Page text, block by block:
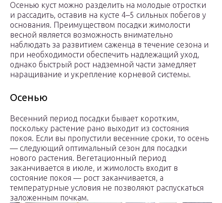
Осенью куст можно разделить на молодые отростки
и рассадить, оставив на кусте 4–5 сильных побегов у
основания. Преимуществом посадки жимолости
весной является возможность внимательно
наблюдать за развитием саженца в течение сезона и
при необходимости обеспечить надлежащий уход,
однако быстрый рост надземной части замедляет
наращивание и укрепление корневой системы.
Осенью
Весенний период посадки бывает коротким,
поскольку растение рано выходит из состояния
покоя. Если вы пропустили весенние сроки, то осень
— следующий оптимальный сезон для посадки
нового растения. Вегетационный период
заканчивается в июле, и жимолость входит в
состояние покоя — рост заканчивается, а
температурные условия не позволяют распускаться
заложенным почкам.